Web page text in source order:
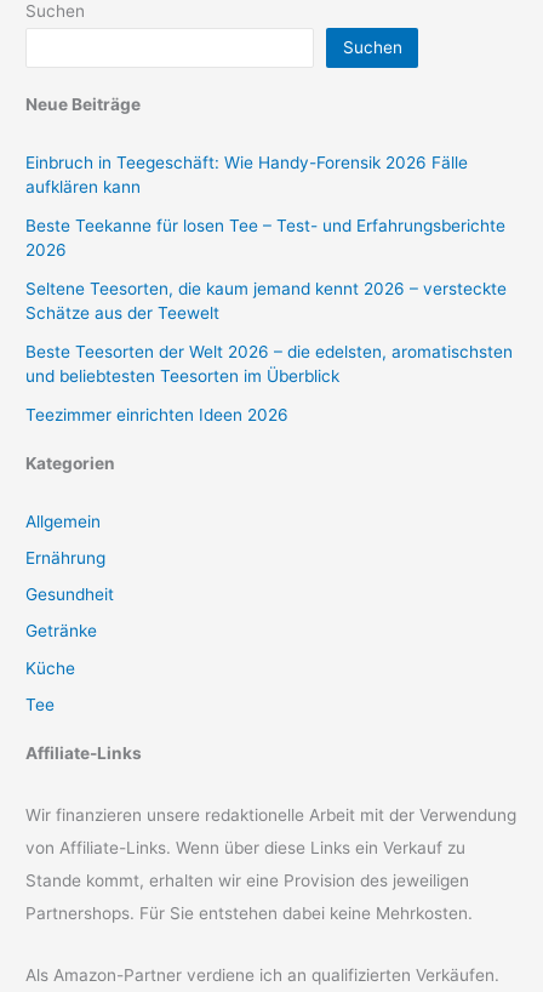
Suchen
Suchen
Neue Beiträge
Einbruch in Teegeschäft: Wie Handy-Forensik 2026 Fälle
aufklären kann
Beste Teekanne für losen Tee – Test- und Erfahrungsberichte
2026
Seltene Teesorten, die kaum jemand kennt 2026 – versteckte
Schätze aus der Teewelt
Beste Teesorten der Welt 2026 – die edelsten, aromatischsten
und beliebtesten Teesorten im Überblick
Teezimmer einrichten Ideen 2026
Kategorien
Allgemein
Ernährung
Gesundheit
Getränke
Küche
Tee
Affiliate-Links
Wir finanzieren unsere redaktionelle Arbeit mit der Verwendung
von Affiliate-Links. Wenn über diese Links ein Verkauf zu
Stande kommt, erhalten wir eine Provision des jeweiligen
Partnershops. Für Sie entstehen dabei keine Mehrkosten.
Als Amazon-Partner verdiene ich an qualifizierten Verkäufen.